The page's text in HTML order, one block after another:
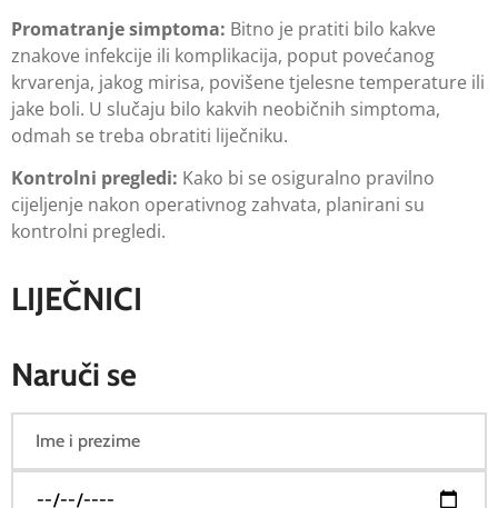
Promatranje simptoma: Bitno je pratiti bilo kakve
znakove infekcije ili komplikacija, poput povećanog
krvarenja, jakog mirisa, povišene tjelesne temperature ili
jake boli. U slučaju bilo kakvih neobičnih simptoma,
odmah se treba obratiti liječniku.
Kontrolni pregledi: Kako bi se osiguralno pravilno
cijeljenje nakon operativnog zahvata, planirani su
kontrolni pregledi.
LIJEČNICI
Naruči se